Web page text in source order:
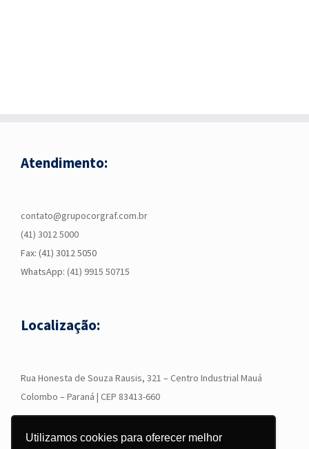
Utilizamos cookies para oferecer melhor
Atendimento:
contato@grupocorgraf.com.br
(41) 3012 5000
Fax: (41) 3012 5050
WhatsApp: (41) 9915 50715
Localização:
Rua Honesta de Souza Rausis, 321 – Centro Industrial Mauá
Colombo – Paraná | CEP 83413-660